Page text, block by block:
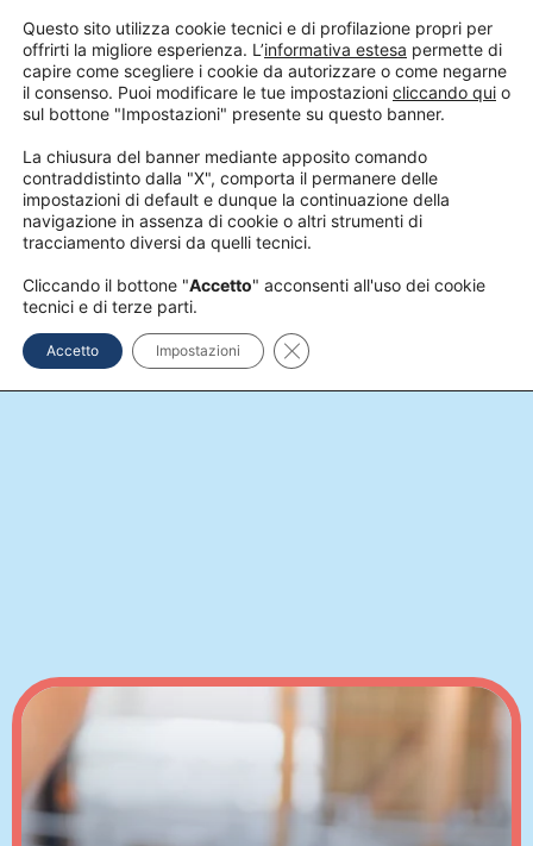
CONTATTACI
Questo sito utilizza cookie tecnici e di profilazione propri per
offrirti la migliore esperienza. L’informativa estesa permette di
capire come scegliere i cookie da autorizzare o come negarne
il consenso. Puoi modificare le tue impostazioni cliccando qui o
sul bottone "Impostazioni" presente su questo banner.
La chiusura del banner mediante apposito comando
contraddistinto dalla "X", comporta il permanere delle
impostazioni di default e dunque la continuazione della
navigazione in assenza di cookie o altri strumenti di
tracciamento diversi da quelli tecnici.
Cliccando il bottone "Accetto" acconsenti all'uso dei cookie
tecnici e di terze parti.
Accetto Impostazioni Close GDPR Cookie Banner